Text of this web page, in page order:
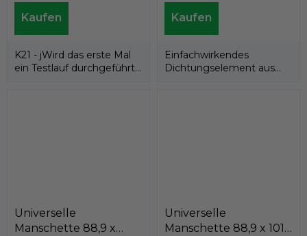
K21 - jWird das erste Mal
ein Testlauf durchgeführt,
Einfachwirkendes
Dichtungselement aus
Universelle
Manschette 88,9 x
Universelle
Manschette 88,9 x 101,6